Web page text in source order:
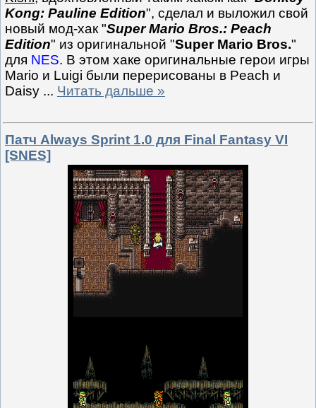
Kong: Pauline Edition", сделал и выложил свой
новый мод-хак "Super Mario Bros.: Peach
Edition" из оригинальной "Super Mario Bros."
для NES. В этом хаке оригинальные герои игры
Mario и Luigi были перерисованы в Peach и
Daisy ... Читать дальше »
Патч Always Sprint 1.0 для Final Fantasy VI
[SNES]